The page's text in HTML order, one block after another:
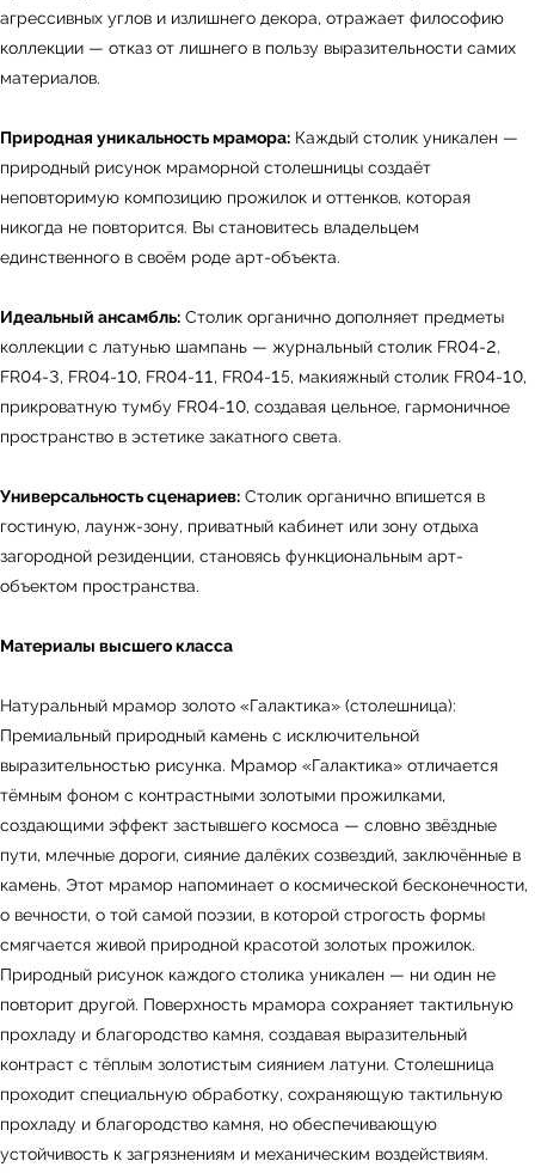
агрессивных углов и излишнего декора, отражает философию
коллекции — отказ от лишнего в пользу выразительности самих
материалов.
Природная уникальность мрамора: Каждый столик уникален —
природный рисунок мраморной столешницы создаёт
неповторимую композицию прожилок и оттенков, которая
никогда не повторится. Вы становитесь владельцем
единственного в своём роде арт-объекта.
Идеальный ансамбль: Столик органично дополняет предметы
коллекции с латунью шампань — журнальный столик FR04-2,
FR04-3, FR04-10, FR04-11, FR04-15, макияжный столик FR04-10,
прикроватную тумбу FR04-10, создавая цельное, гармоничное
пространство в эстетике закатного света.
Универсальность сценариев: Столик органично впишется в
гостиную, лаунж-зону, приватный кабинет или зону отдыха
загородной резиденции, становясь функциональным арт-
объектом пространства.
Материалы высшего класса
Натуральный мрамор золото «Галактика» (столешница):
Премиальный природный камень с исключительной
выразительностью рисунка. Мрамор «Галактика» отличается
тёмным фоном с контрастными золотыми прожилками,
создающими эффект застывшего космоса — словно звёздные
пути, млечные дороги, сияние далёких созвездий, заключённые в
камень. Этот мрамор напоминает о космической бесконечности,
о вечности, о той самой поэзии, в которой строгость формы
смягчается живой природной красотой золотых прожилок.
Природный рисунок каждого столика уникален — ни один не
повторит другой. Поверхность мрамора сохраняет тактильную
прохладу и благородство камня, создавая выразительный
контраст с тёплым золотистым сиянием латуни. Столешница
проходит специальную обработку, сохраняющую тактильную
прохладу и благородство камня, но обеспечивающую
устойчивость к загрязнениям и механическим воздействиям.
← Вернуться на предыдущую страницу